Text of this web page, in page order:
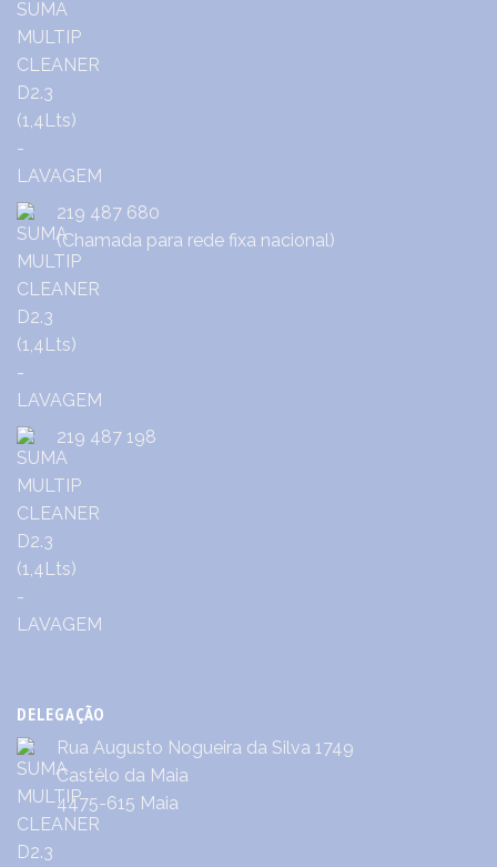
219 487 680
(Chamada para rede fixa nacional)
219 487 198
DELEGAÇÃO
Rua Augusto Nogueira da Silva 1749
Castêlo da Maia
4475-615 Maia